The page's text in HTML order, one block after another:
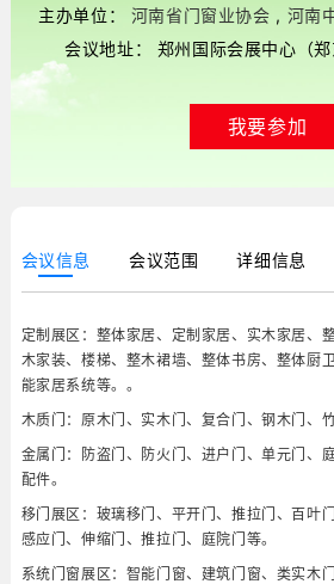
主办单位： 河南省门窗业协会 , 河南
会议地址： 郑州国际会展中心（郑
我要参加
会议信息 会议范围 详细信息
定制展区：整体家居、定制家居、实木家居、
木家装、楼梯、整木裙墙、整体书房、整体厨
能家居系统等。。
木质门：原木门、实木门、复合门、钢木门、
金属门：防盗门、防火门、进户门、单元门、
配件。
移门展区：玻璃移门、平开门、推拉门、百叶
感应门、伸缩门、推拉门、庭院门等。
系统门窗展区：智能门窗、建筑门窗、类实木